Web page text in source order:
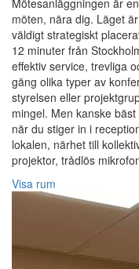
Mötesanläggningen är
möten, nära dig. Läget
väldigt strategiskt
12 minuter från
effektiv service, trevliga
gäng olika typer av
styrelsen eller
mingel. Men kanske
när du stiger in i
lokalen, närhet till
projektor, trådlös
Visa rum